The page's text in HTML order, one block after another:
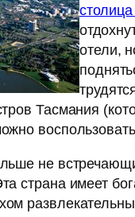
отели,
Тасмания
не
страна имеет